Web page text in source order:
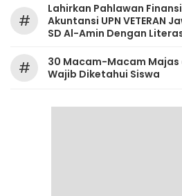
#
Lahirkan Pahlawan
Akuntansi UPN VETERAN
SD Al-Amin Dengan
#
30 Macam-Macam
Wajib Diketahui Siswa